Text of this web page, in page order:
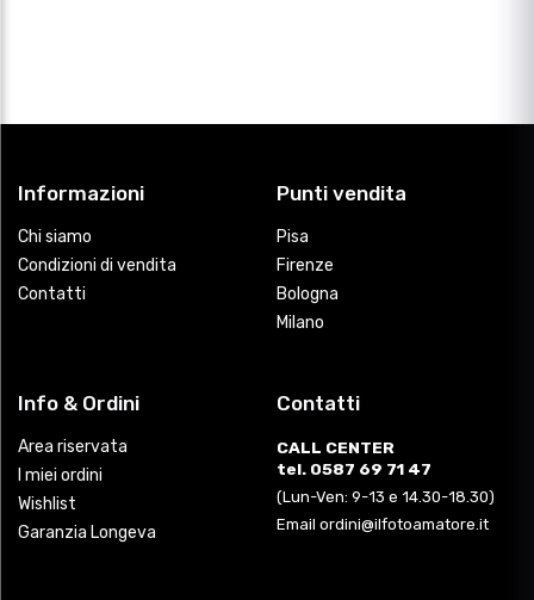
Informazioni
Chi siamo
Condizioni di vendita
Contatti
Punti vendita
Pisa
Firenze
Bologna
Milano
Info & Ordini
Area riservata
I miei ordini
Wishlist
Garanzia Longeva
Contatti
CALL CENTER
tel. 0587 69 71 47
(Lun-Ven: 9-13 e 14.30-18.30)
Email ordini@ilfotoamatore.it